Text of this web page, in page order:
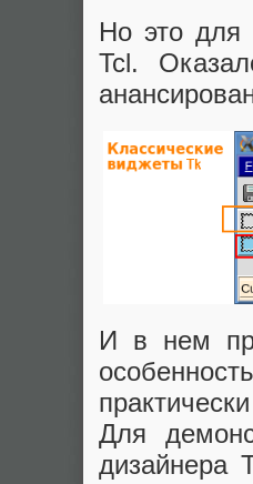
Но это для
Tcl.
И в нем
Для
дизайнера